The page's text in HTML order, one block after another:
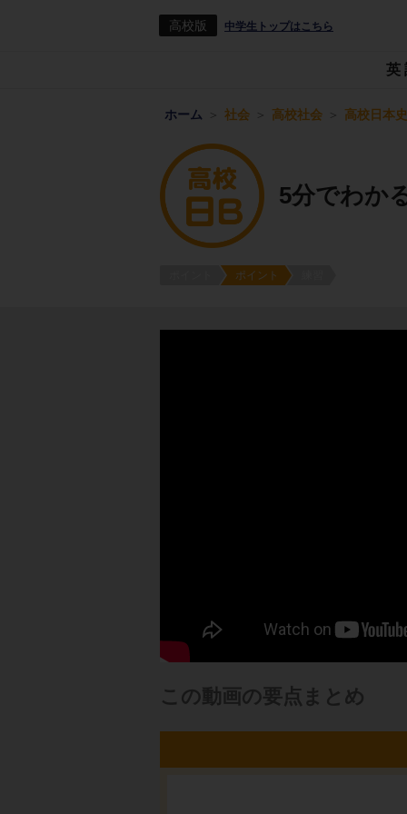
高校版 中学生トップはこちら
英
ホーム 社会 高校社会 高校日本
5分でわか
ポイント
この動画の要点まとめ